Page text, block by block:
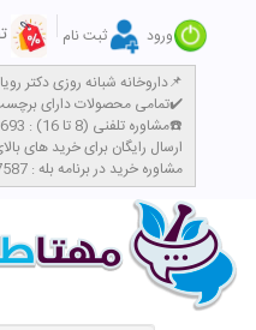
ورود ثبت نام
داروخانه شبانه روزی دکتر رویا میرنظامی📌
تمامی محصولات دارای برچسب اصالت کالا و سیب سلامت میباشند✔️
مشاوره تلفنی (8 تا 16) : 02165389693☎️
​ارسال رایگان برای خرید های بالای 4 میلیون تومان با پست
مشاوره خرید در برنامه بله : 09302007587